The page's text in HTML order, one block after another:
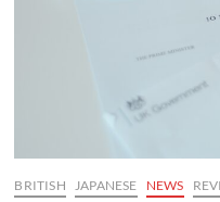
BRITISH JAPANESE NEWS